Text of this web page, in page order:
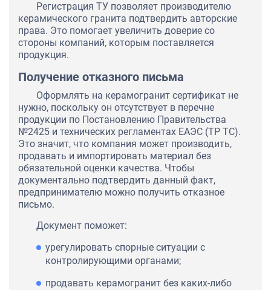
Регистрация ТУ позволяет производителю
керамического гранита подтвердить авторские
права. Это помогает увеличить доверие со
стороны компаний, которым поставляется
продукция.
Получение отказного письма
Оформлять на керамогранит сертификат не
нужно, поскольку он отсутствует в перечне
продукции по Постановлению Правительства
№2425 и технических регламентах ЕАЭС (ТР ТС).
Это значит, что компания может производить,
продавать и импортировать материал без
обязательной оценки качества. Чтобы
документально подтвердить данный факт,
предпринимателю можно получить отказное
письмо.
Документ поможет:
урегулировать спорные ситуации с
контролирующими органами;
продавать керамогранит без каких-либо